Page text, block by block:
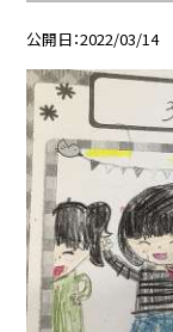
公開日 2022/03/14